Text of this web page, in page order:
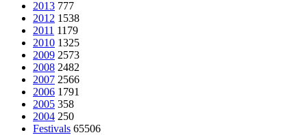
2013 777
2012 1538
2011 1179
2010 1325
2009 2573
2008 2482
2007 2566
2006 1791
2005 358
2004 250
Festivals 65506